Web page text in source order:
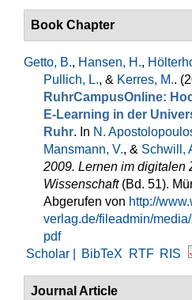
Book Chapter
Getto, B., Hansen, H.,
Pullich, L., & Kerres, M..
RuhrCampusOnline:
E-Learning in der
Ruhr. In N.
Mansmann, V., & Schwill,
2009. Lernen im digitalen
Wissenschaft(Bd. 51).
Abgerufen von http://
verlag.de/fileadmin/
pdf
Scholar |
BibTeX RTF RIS
Journal Article